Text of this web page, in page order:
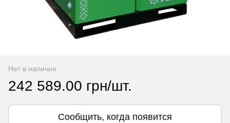
Нет в наличии
242 589.00 грн/шт.
Сообщить, когда появится